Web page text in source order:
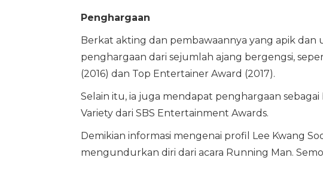
Penghargaan
Berkat akting dan pembawaannya yang apik dan
penghargaan dari sejumlah ajang bergengsi,
(2016) dan Top Entertainer Award (2017).
Selain itu, ia juga mendapat penghargaan
Variety dari SBS Entertainment Awards.
Demikian informasi mengenai profil Lee Kwang
mengundurkan diri dari acara Running Man.